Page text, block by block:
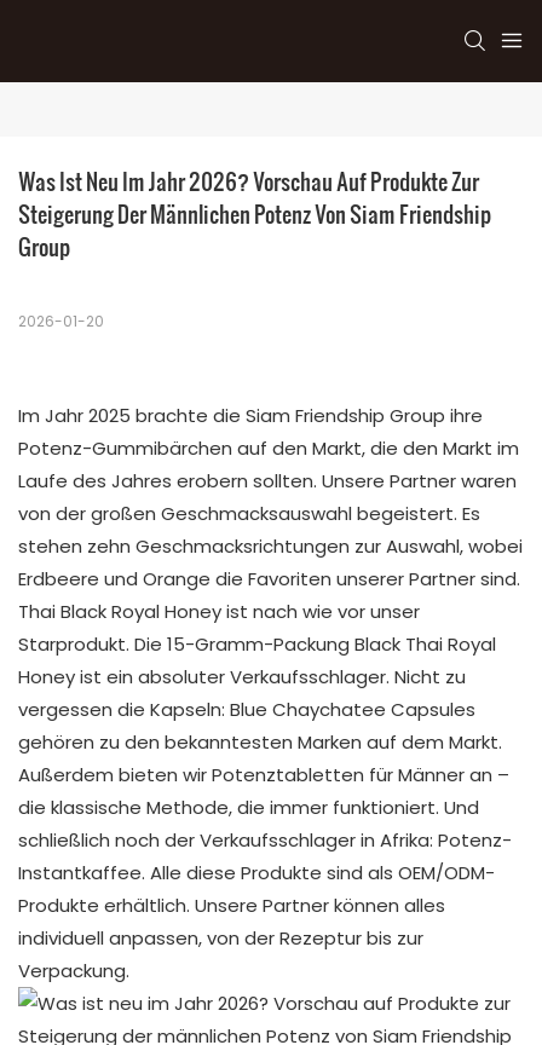
Was Ist Neu Im Jahr 2026? Vorschau Auf Produkte Zur
Steigerung Der Männlichen Potenz Von Siam Friendship
Group
2026-01-20
Im Jahr 2025 brachte die Siam Friendship Group ihre
Potenz-Gummibärchen auf den Markt, die den Markt im
Laufe des Jahres erobern sollten. Unsere Partner waren
von der großen Geschmacksauswahl begeistert. Es
stehen zehn Geschmacksrichtungen zur Auswahl, wobei
Erdbeere und Orange die Favoriten unserer Partner sind.
Thai Black Royal Honey ist nach wie vor unser
Starprodukt. Die 15-Gramm-Packung Black Thai Royal
Honey ist ein absoluter Verkaufsschlager. Nicht zu
vergessen die Kapseln: Blue Chaychatee Capsules
gehören zu den bekanntesten Marken auf dem Markt.
Außerdem bieten wir Potenztabletten für Männer an –
die klassische Methode, die immer funktioniert. Und
schließlich noch der Verkaufsschlager in Afrika: Potenz-
Instantkaffee. Alle diese Produkte sind als OEM/ODM-
Produkte erhältlich. Unsere Partner können alles
individuell anpassen, von der Rezeptur bis zur
Verpackung.